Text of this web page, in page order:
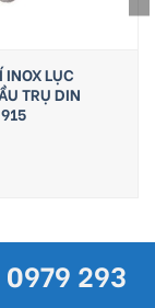
INOX LỤC
TRỤ DIN
915
293